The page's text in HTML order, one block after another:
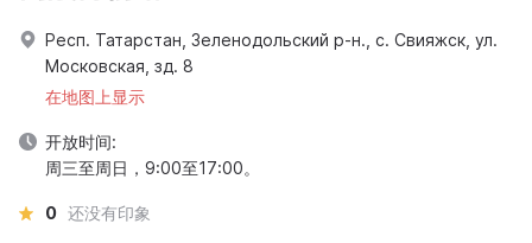
Респ. Татарстан, Зеленодольский р-н., с. Свияжск, ул.
Московская, зд. 8
在地图上显示
开放时间:
周三至周日，9:00至17:00。
0 还没有印象